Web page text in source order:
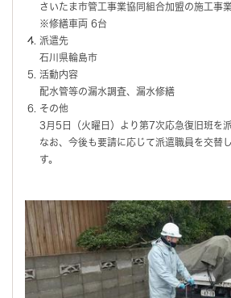
さいたま市管工事業協同組合加盟の施工事
※修繕車両 6台
派遣先
石川県輪島市
活動内容
配水管等の漏水調査、漏水修繕
その他
3月5日（火曜日）より第7次応急復旧班を派
なお、今後も要請に応じて派遣職員を交替
す。